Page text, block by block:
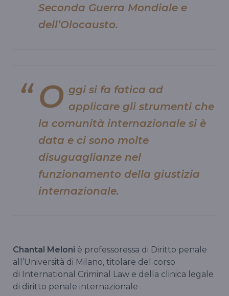
Seconda Guerra Mondiale e
dell’Olocausto.
O ggi si fa fatica ad
applicare gli strumenti che
la comunità internazionale si è
data e ci sono molte
disuguaglianze nel
funzionamento della giustizia
internazionale.
Chantal Meloni è professoressa di Diritto penale
all’Università di Milano, titolare del corso
di International Criminal Law e della clinica legale
di diritto penale internazionale